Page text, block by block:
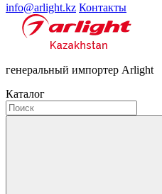
info@arlight.kz Контакты
генеральный импортер Arlight
Каталог